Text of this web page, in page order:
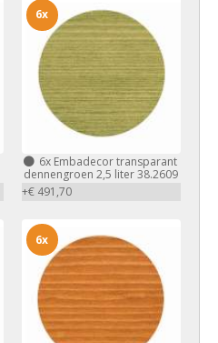
6xEmbadecor transparant
dennengroen 2,5 liter 38.2609
+€ 491,70
6x
6x